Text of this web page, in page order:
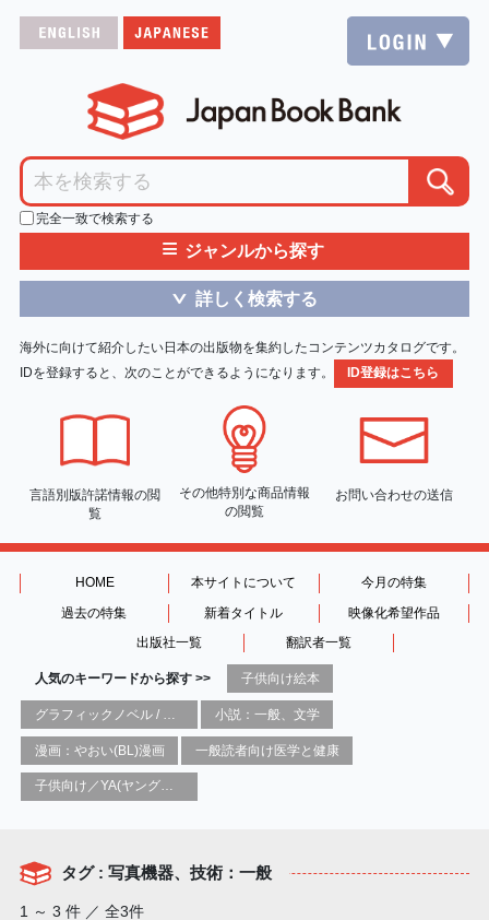
完全一致で検索する
≡ ジャンルから探す
＞ 詳しく検索する
海外に向けて紹介したい日本の出版物を集約したコンテンツカタログです。
IDを登録すると、次のことができるようになります。
ID登録はこちら
言語別版許諾情報の閲
覧
その他特別な商品情報
の閲覧
お問い合わせの送信
HOME 本サイトについて
今月の特集
過去の特集
新着タイトル
映像化希望作品
出版社一覧
翻訳者一覧
人気のキーワードから探す >> 子供向け絵本
小説：一般、文学
漫画：やおい(BL)漫画 一般読者向け医学と健康
子供向け／YA(ヤングアダルト)向け一般：芸術&芸術家
タグ : 写真機器、技術：一般
1 ～ 3 件 ／ 全3件